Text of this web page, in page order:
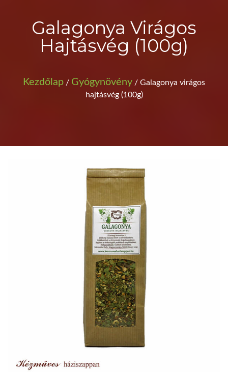
Galagonya Virágos
Hajtásvég (100g)
Kezdőlap / Gyógynövény / Galagonya virágos
hajtásvég (100g)